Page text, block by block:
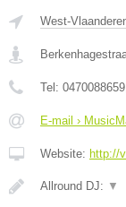
West-
Tel: 0470088659
E-mail ›
Website: http://
Allround DJ: ▼